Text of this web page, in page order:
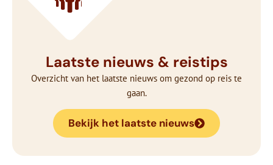
Laatste nieuws & reistips
Overzicht van het laatste nieuws om gezond op reis te
gaan.
Bekijk het laatste nieuws